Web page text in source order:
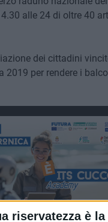
riservatezza è
alle 24 di oltre 40
dei cittadini
2019 per rendere i